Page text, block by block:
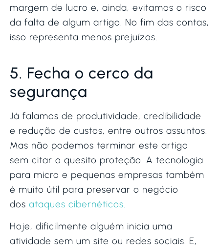
margem de lucro e, ainda, evitamos o risco
da falta de algum artigo. No fim das contas,
isso representa menos prejuízos.
5. Fecha o cerco da
segurança
Já falamos de produtividade, credibilidade
e redução de custos, entre outros assuntos.
Mas não podemos terminar este artigo
sem citar o quesito proteção. A tecnologia
para micro e pequenas empresas também
é muito útil para preservar o negócio
dos ataques cibernéticos.
Hoje, dificilmente alguém inicia uma
atividade sem um site ou redes sociais. E,